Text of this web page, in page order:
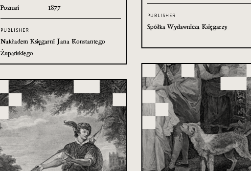
Poznań 1877
PUBLISHER
Nakładem Księgarni Jana Konstantego
Żupańskiego
PUBLISHER
Spółka Wydawnicza Księgarzy